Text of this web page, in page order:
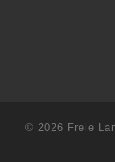
© 2026 Freie